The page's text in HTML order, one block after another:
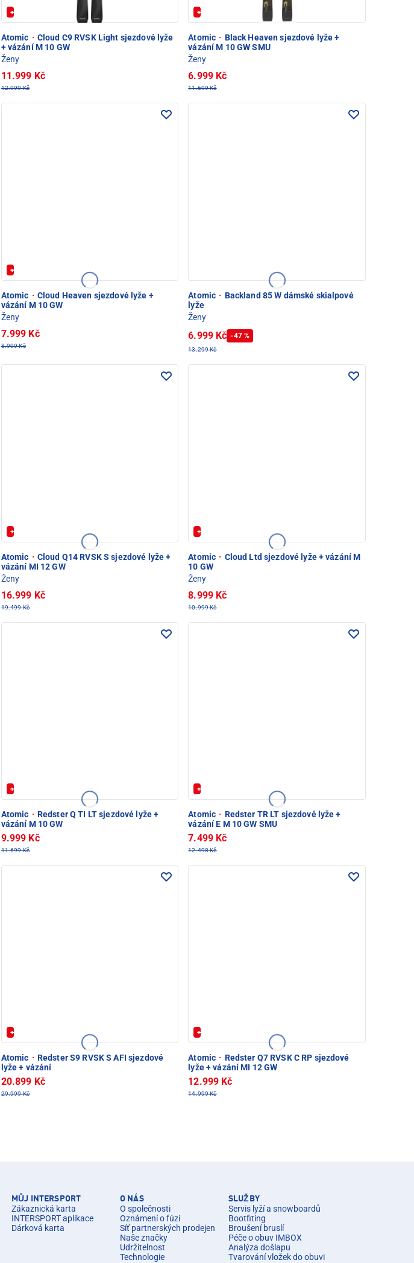
+ Extra Sleva 20%
Atomic · Cloud C9 RVSK Light sjezdové lyže
+ vázání M 10 GW
Ženy
11.999 Kč
12.999 Kč
+ Extra Sleva 20%
Atomic · Black Heaven sjezdové lyže +
vázání M 10 GW SMU
Ženy
6.999 Kč
11.699 Kč
+ Extra Sleva 20%
Atomic · Cloud Heaven sjezdové lyže +
vázání M 10 GW
Ženy
7.999 Kč
8.999 Kč
Atomic · Backland 85 W dámské skialpové
lyže
Ženy
6.999 Kč -47 %
13.299 Kč
+ Extra Sleva 20%
Atomic · Cloud Q14 RVSK S sjezdové lyže +
vázání MI 12 GW
Ženy
16.999 Kč
19.499 Kč
+ Extra Sleva 20%
Atomic · Cloud Ltd sjezdové lyže + vázání M
10 GW
Ženy
8.999 Kč
10.999 Kč
+ Extra Sleva 20%
Atomic · Redster Q TI LT sjezdové lyže +
vázání M 10 GW
9.999 Kč
11.699 Kč
+ Extra Sleva 20%
Atomic · Redster TR LT sjezdové lyže +
vázání E M 10 GW SMU
7.499 Kč
12.498 Kč
+ Extra Sleva 20%
Atomic · Redster S9 RVSK S AFI sjezdové
lyže + vázání
20.899 Kč
29.999 Kč
+ Extra Sleva 20%
Atomic · Redster Q7 RVSK C RP sjezdové
lyže + vázání MI 12 GW
12.999 Kč
14.999 Kč
MŮJ INTERSPORT
Zákaznická karta
INTERSPORT aplikace
Dárková karta
O NÁS
O společnosti
Oznámení o fúzi
Síť partnerských prodejen
Naše značky
Udržitelnost
Technologie
SLUŽBY
Servis lyží a snowboardů
Bootfiting
Broušení bruslí
Péče o obuv IMBOX
Analýza došlapu
Tvarování vložek do obuvi